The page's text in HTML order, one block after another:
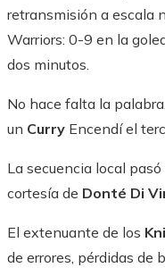
retransmisión a escala
Warriors: 0-9 en la
dos minutos.
No hace falta la
un Curry Encendí el
La secuencia local
cortesía de Donté Di
El extenuante de los
de errores, pérdidas de